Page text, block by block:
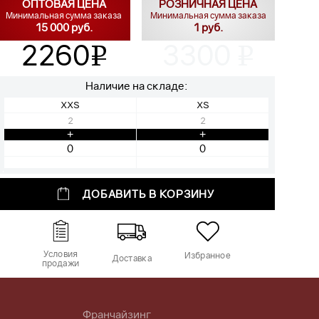
ОПТОВАЯ ЦЕНА
Минимальная сумма заказа
15 000 руб.
2260v
РОЗНИЧНАЯ ЦЕНА
Минимальная сумма заказа
1 руб.
Наличие на складе:
XXS
XS
2
+
2
+
ДОБАВИТЬ В КОРЗИНУ
Условия
продажи Доставка Избранное
Франчайзинг